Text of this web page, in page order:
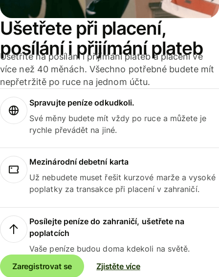
Ušetřete při placení,
posílání i přijímání plateb
Ušetříte na posílání i přijímání plateb a placení ve
více než 40 měnách. Všechno potřebné budete mít
nepřetržitě po ruce na jednom účtu.
Spravujte peníze odkudkoli.
Své měny budete mít vždy po ruce a můžete je
rychle převádět na jiné.
Mezinárodní debetní karta
Už nebudete muset řešit kurzové marže a vysoké
poplatky za transakce při placení v zahraničí.
Posílejte peníze do zahraničí, ušetřete na
poplatcích
Vaše peníze budou doma kdekoli na světě.
Zaregistrovat se
Zjistěte více